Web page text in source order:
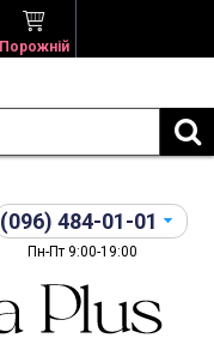
Порожній
(096) 484-01-01
Пн-Пт 9:00-19:00